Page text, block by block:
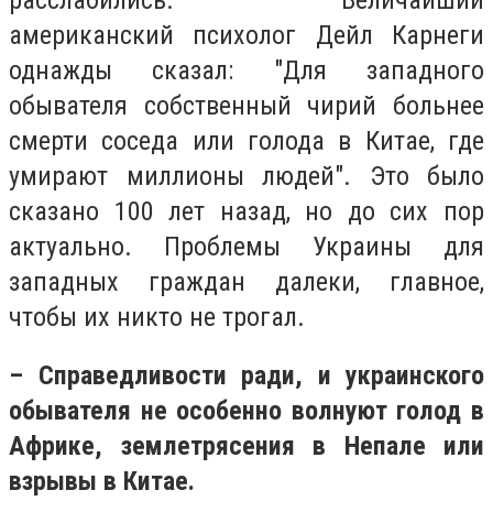
американский психолог Дейл Карнеги
однажды сказал: "Для западного
обывателя собственный чирий больнее
смерти соседа или голода в Китае, где
умирают миллионы людей". Это было
сказано 100 лет назад, но до сих пор
актуально. Проблемы Украины для
западных граждан далеки, главное,
чтобы их никто не трогал.
– Справедливости ради, и украинского
обывателя не особенно волнуют голод в
Африке, землетрясения в Непале или
взрывы в Китае.